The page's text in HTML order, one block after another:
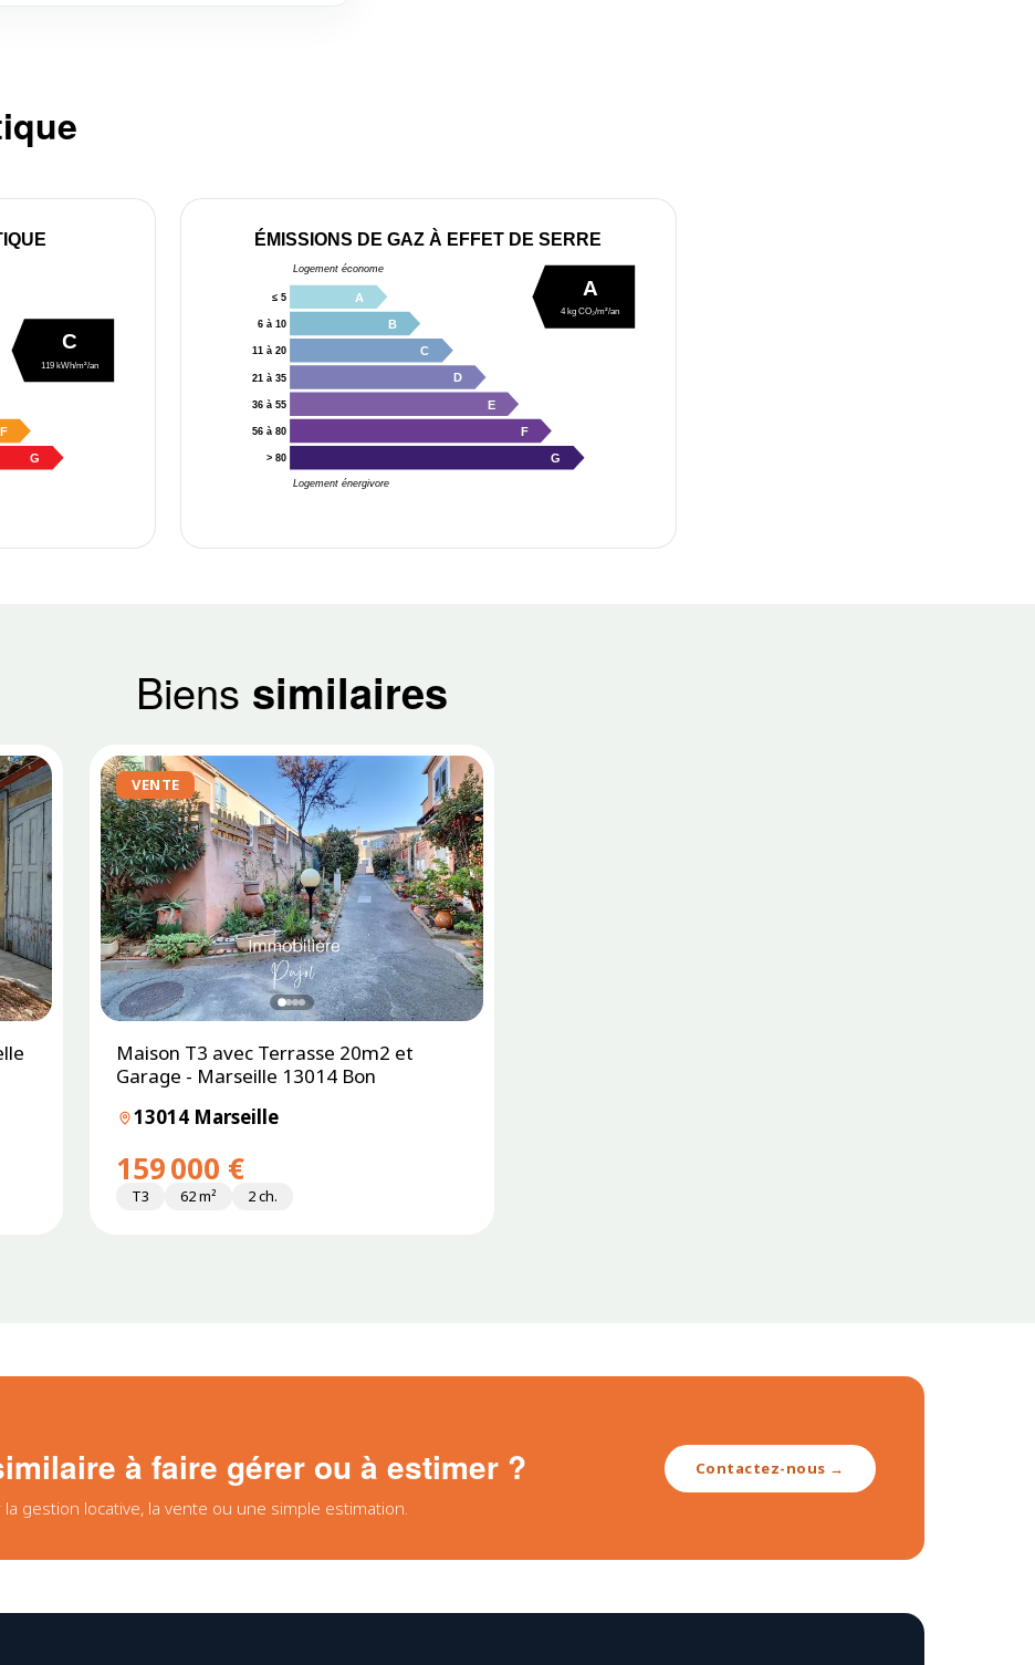
F
G
C
119 kWh/m²/an
ÉMISSIONS DE GAZ À EFFET DE SERRE
Logement économe
Logement énergivore
≤ 5 A
6 à 10 B
11 à 20 C
21 à 35 D
36 à 55 E
56 à 80 F
> 80 G
A
4 kg CO₂/m²/an
Biens similaires
VENTE
Maison T3 avec Terrasse 20m2 et
Garage - Marseille 13014 Bon
13014 Marseille
159 000 €
T3 62 m² 2 ch.
à faire gérer ou à estimer ?
gestion locative, la vente ou une simple estimation.
Contactez-nous →